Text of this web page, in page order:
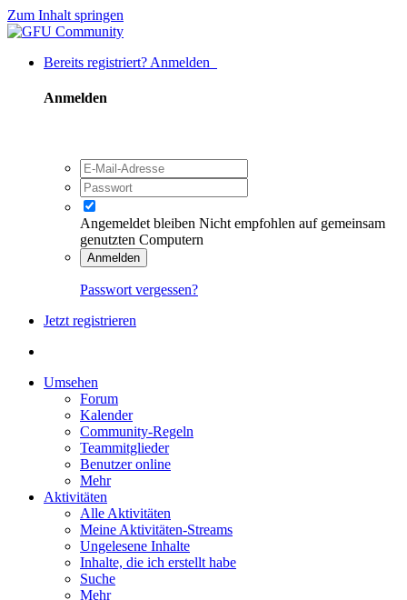
Zum Inhalt springen
Bereits registriert? Anmelden
Anmelden
Angemeldet bleiben Nicht empfohlen auf gemeinsam
genutzten Computern
Anmelden
Passwort vergessen?
Jetzt registrieren
Umsehen
Forum
Kalender
Community-Regeln
Teammitglieder
Benutzer online
Mehr
Aktivitäten
Alle Aktivitäten
Meine Aktivitäten-Streams
Ungelesene Inhalte
Inhalte, die ich erstellt habe
Suche
Mehr